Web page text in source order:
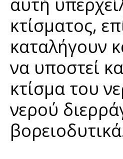
κτίσματος,
καταλήγουν
να υποστεί
κτίσμα του
νερού